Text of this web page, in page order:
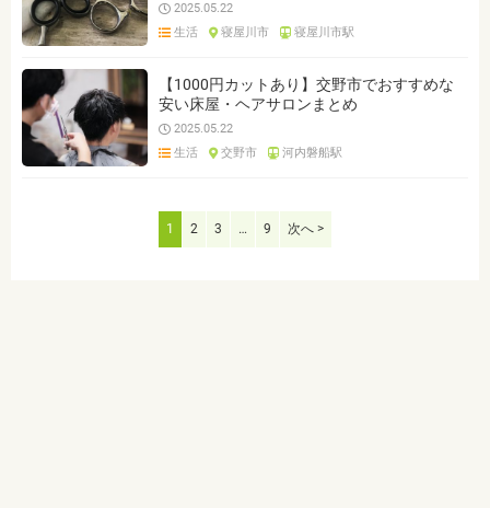
2025.05.22
生活
寝屋川市 寝屋川市駅
【1000円カットあり】交野市でおすすめな
安い床屋・ヘアサロンまとめ
2025.05.22
生活
交野市 河内磐船駅
1 2 3 … 9 次へ >